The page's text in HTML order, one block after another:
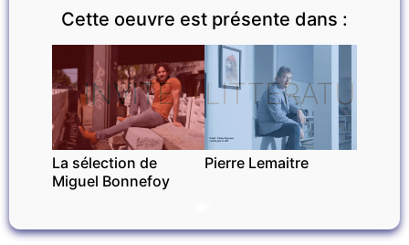
Cette oeuvre est présente dans :
INVITÉ
La sélection de
Miguel Bonnefoy
LITTÉRATURE
Pierre Lemaitre